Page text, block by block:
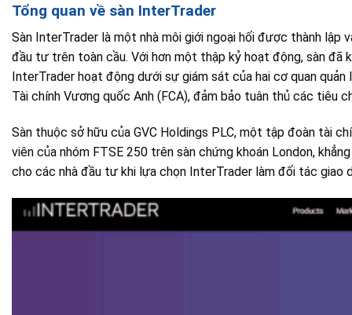
Tổng quan về sàn InterTrader
Sàn InterTrader là một nhà môi giới ngoại hối được thành lập
đầu tư trên toàn cầu. Với hơn một thập kỷ hoạt động, sàn đã
InterTrader hoạt động dưới sự giám sát của hai cơ quan
Tài chính Vương quốc Anh (FCA), đảm bảo tuân thủ các tiêu
Sàn thuộc sở hữu của GVC Holdings PLC, một tập đoàn tài
viên của nhóm FTSE 250 trên sàn chứng khoán London,
cho các nhà đầu tư khi lựa chọn InterTrader làm đối tác giao